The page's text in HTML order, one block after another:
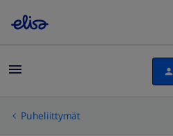
Puheliittymät